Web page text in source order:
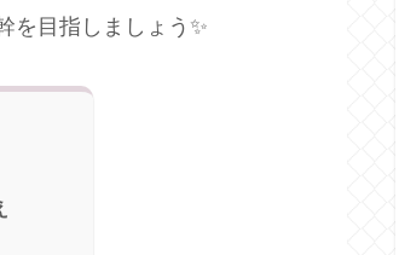
を目指しましょう✨